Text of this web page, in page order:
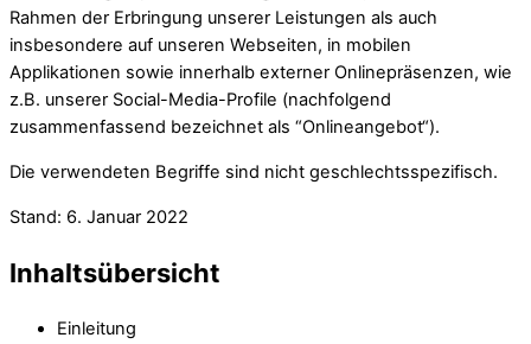
Rahmen der Erbringung unserer Leistungen als auch
insbesondere auf unseren Webseiten, in mobilen
Applikationen sowie innerhalb externer Onlinepräsenzen, wie
z.B. unserer Social-Media-Profile (nachfolgend
zusammenfassend bezeichnet als “Onlineangebot“).
Die verwendeten Begriffe sind nicht geschlechtsspezifisch.
Stand: 6. Januar 2022
Inhaltsübersicht
Einleitung